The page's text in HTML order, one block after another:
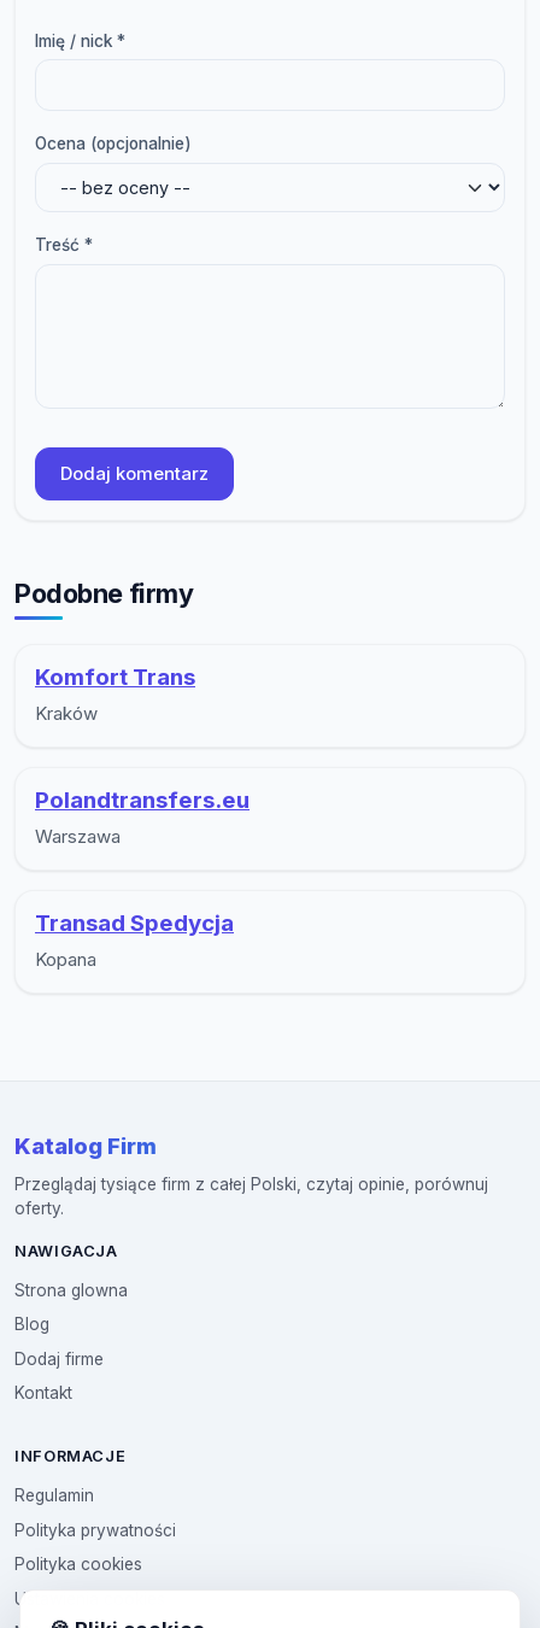
Imię / nick *
Ocena (opcjonalnie)
Treść *
Dodaj komentarz
Podobne firmy
Komfort Trans
Kraków
Polandtransfers.eu
Warszawa
Transad Spedycja
Kopana
Katalog Firm
Przeglądaj tysiące firm z całej Polski, czytaj opinie, porównuj
oferty.
NAWIGACJA
Strona glowna
Blog
Dodaj firme
Kontakt
INFORMACJE
Regulamin
Polityka prywatności
Polityka cookies
Ustawienia cookies